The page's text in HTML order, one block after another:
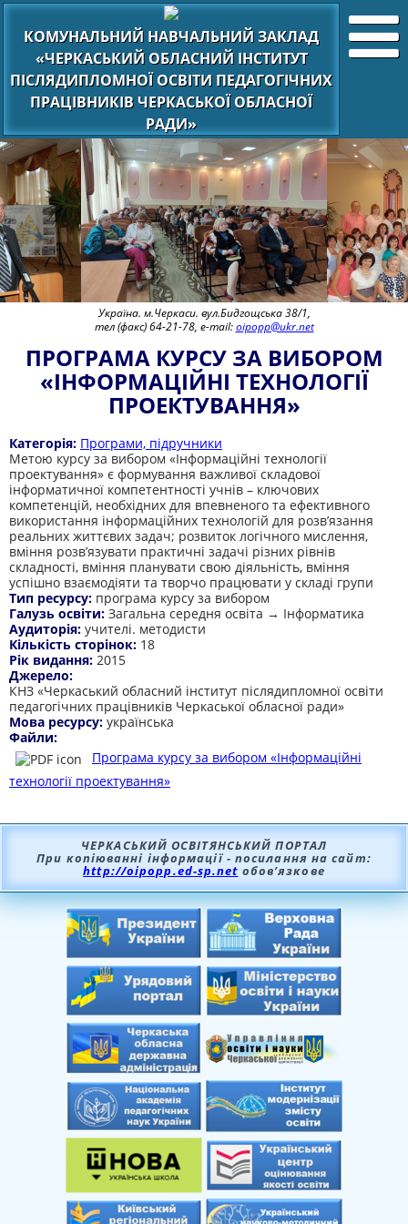
КОМУНАЛЬНИЙ НАВЧАЛЬНИЙ ЗАКЛАД
«ЧЕРКАСЬКИЙ ОБЛАСНИЙ ІНСТИТУТ
ПІСЛЯДИПЛОМНОЇ ОСВІТИ ПЕДАГОГІЧНИХ
ПРАЦІВНИКІВ ЧЕРКАСЬКОЇ ОБЛАСНОЇ
РАДИ»
Україна. м.Черкаси. вул.Бидгощська 38/1,
тел (факс) 64-21-78, e-mail:oipopp@ukr.net
ПРОГРАМА КУРСУ ЗА ВИБОРОМ
«ІНФОРМАЦІЙНІ ТЕХНОЛОГІЇ
ПРОЕКТУВАННЯ»
Категорія: Програми, підручники
Метою курсу за вибором «Інформаційні технології
проектування» є формування важливої складової
інформатичної компетентності учнів – ключових
компетенцій, необхідних для впевненого та ефективного
використання інформаційних технологій для розв’язання
реальних життєвих задач; розвиток логічного мислення,
вміння розв’язувати практичні задачі різних рівнів
складності, вміння планувати свою діяльність, вміння
успішно взаємодіяти та творчо працювати у складі групи
Тип ресурсу: програма курсу за вибором
Галузь освіти: Загальна середня освіта → Інформатика
Аудиторія: учителі. методисти
Кількість сторінок: 18
Рік видання: 2015
Джерело:
КНЗ «Черкаський обласний інститут післядипломної освіти
педагогічних працівників Черкаської обласної ради»
Мова ресурсу: українська
Файли:
Програма курсу за вибором «Інформаційні
технології проектування»
ЧЕРКАСЬКИЙ ОСВІТЯНСЬКИЙ ПОРТАЛ
При копіюванні інформації - посилання на сайт:
http://oipopp.ed-sp.net обов’язкове